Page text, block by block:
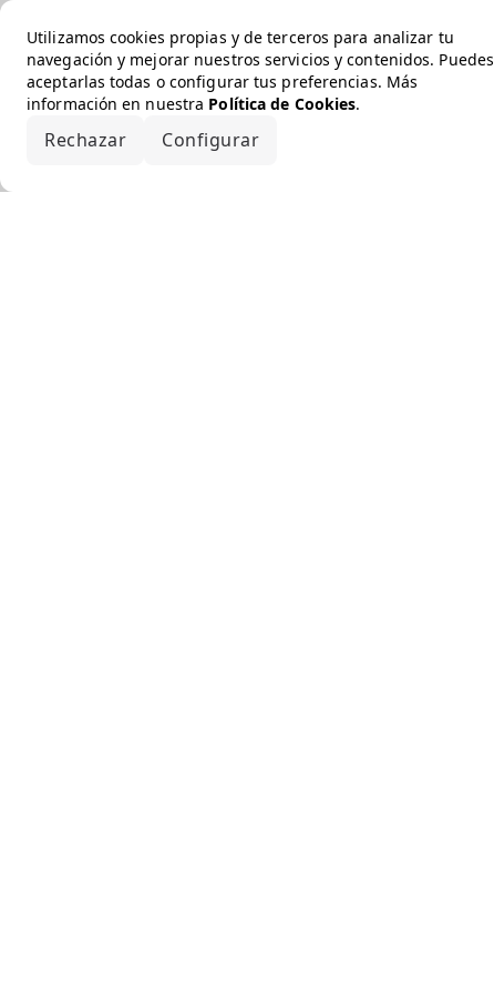
Utilizamos cookies propias y de terceros para analizar tu
navegación y mejorar nuestros servicios y contenidos. Puedes
aceptarlas todas o configurar tus preferencias. Más
información en nuestra Política de Cookies.
Rechazar Configurar